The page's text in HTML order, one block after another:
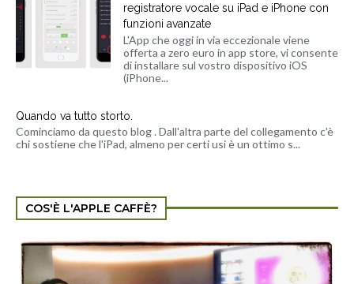
registratore vocale su iPad e iPhone con
funzioni avanzate
L'App che oggi in via eccezionale viene
offerta a zero euro in app store, vi consente
di installare sul vostro dispositivo iOS
(iPhone...
Quando va tutto storto.
Cominciamo da questo blog . Dall'altra parte del collegamento c'è
chi sostiene che l'iPad, almeno per certi usi è un ottimo s...
COS'È L'APPLE CAFFÈ?